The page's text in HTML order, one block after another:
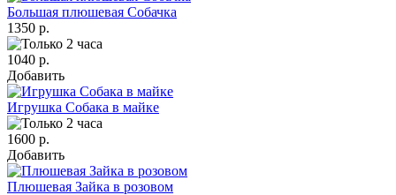
Большая плюшевая Собачка
1350 р.
1040 р.
Добавить
Игрушка Собака в майке
1600 р.
Добавить
Плюшевая Зайка в розовом